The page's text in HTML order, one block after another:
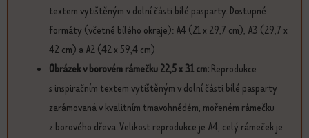
textem vytištěným v dolní části bílé pasparty. Dostupné
formáty (včetně bílého okraje): A4 (21 x 29,7 cm), A3 (29,7 x
42 cm) a A2 (42 x 59,4 cm)
Obrázek v borovém rámečku 22,5 x 31 cm:Reprodukce
s inspiračním textem vytištěným v dolní části bílé pasparty
zarámovaná v kvalitním tmavohnědém, mořeném rámečku
z borového dřeva. Velikost reprodukce je A4, celý rámeček je